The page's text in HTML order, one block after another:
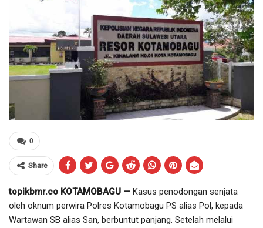
0
Share
topikbmr.co KOTAMOBAGU — Kasus penodongan senjata
oleh oknum perwira Polres Kotamobagu PS alias Pol, kepada
Wartawan SB alias San, berbuntut panjang. Setelah melalui